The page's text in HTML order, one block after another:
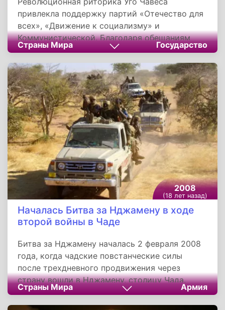
привлекла поддержку партий «Отечество для
всех», «Движение к социализму» и
Коммунистической. Благодаря обещаниям
провести широкие социальные и
экономические реформы он приобрел
сторонников в основном среди неимущих и
рабочего класса. По итогам президентских
выборов Чавес набрал 56,2 % голосов.
Новоизбранный президент 2 февраля 1999
года принял присягу.
Страны Мира Государство
2008
(18 лет назад)
Началась Битва за Нджамену в ходе
второй войны в Чаде
Битва за Нджамену началась 2 февраля 2008
года, когда чадские повстанческие силы
после трехдневного продвижения через
страну вошли в Нджамену, столицу Чада.
Повстанцы изначально были успешны, взяв
большую часть города и нападая на
Страны Мира Армия